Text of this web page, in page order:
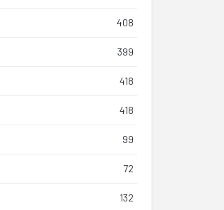
408
399
418
418
99
72
132